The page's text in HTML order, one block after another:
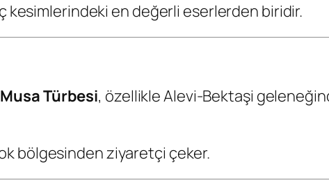
kesimlerindeki en değerli eserlerden biridir.
Türbesi, özellikle Alevi-Bektaşi
bölgesinden ziyaretçi çeker.